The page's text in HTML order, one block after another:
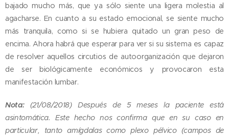
bajado mucho más, que ya sólo siente una ligera molestia al
agacharse. En cuanto a su estado emocional, se siente mucho
más tranquila, como si se hubiera quitado un gran peso de
encima. Ahora habrá que esperar para ver si su sistema es capaz
de resolver aquellos circutios de autoorganización que dejaron
de ser biológicamente económicos y provocaron esta
manifestación lumbar.
Nota:(21/08/2018) Después de 5 meses la paciente está
asintomática. Este hecho nos confirma que en su caso en
particular, tanto amígdalas como plexo pélvico (campos de